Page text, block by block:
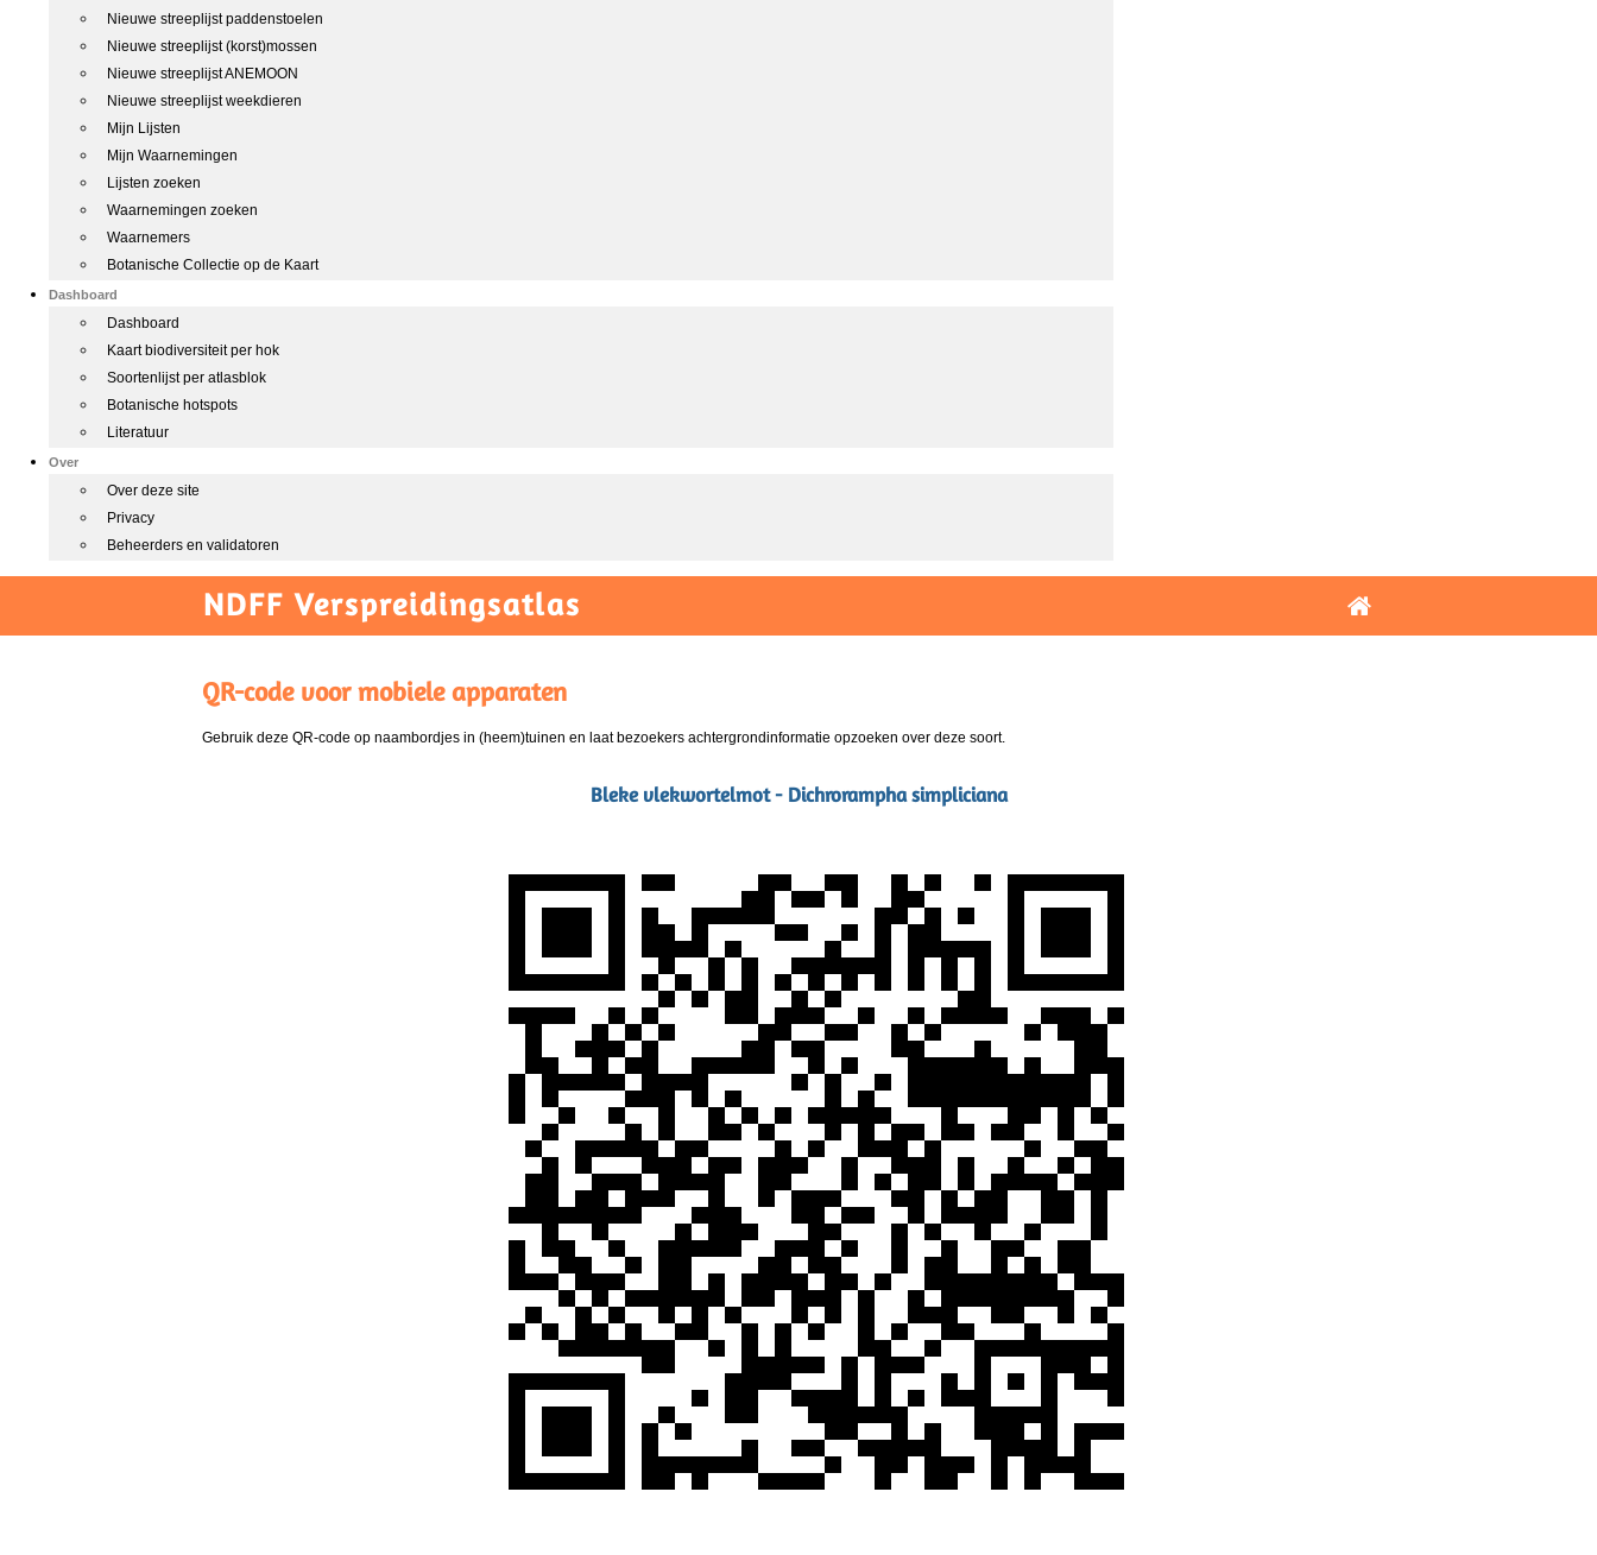
Nieuwe streeplijst paddenstoelen
Nieuwe streeplijst (korst)mossen
Nieuwe streeplijst ANEMOON
Nieuwe streeplijst weekdieren
Mijn Lijsten
Mijn Waarnemingen
Lijsten zoeken
Waarnemingen zoeken
Waarnemers
Botanische Collectie op de Kaart
Dashboard
Dashboard
Kaart biodiversiteit per hok
Soortenlijst per atlasblok
Botanische hotspots
Literatuur
Over
Over deze site
Privacy
Beheerders en validatoren
NDFF Verspreidingsatlas
QR-code voor mobiele apparaten
Gebruik deze QR-code op naambordjes in (heem)tuinen en laat bezoekers achtergrondinformatie opzoeken over deze soort.
Bleke vlekwortelmot - Dichrorampha simpliciana